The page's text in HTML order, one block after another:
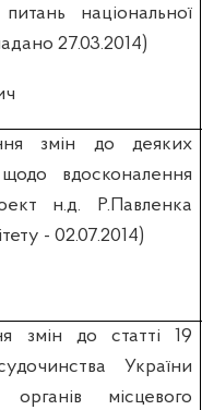
національної
27.03.2014)
змін до деяких
вдосконалення
н.д. Р.Павленка
- 02.07.2014)
змін до статті 19
України
місцевого